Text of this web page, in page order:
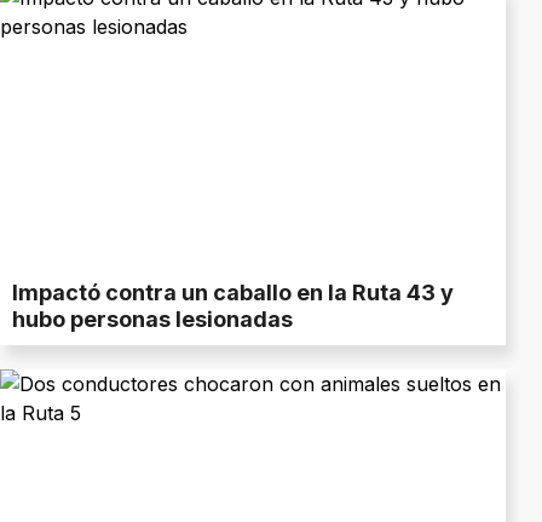
Impactó contra un caballo en la Ruta 43 y
hubo personas lesionadas